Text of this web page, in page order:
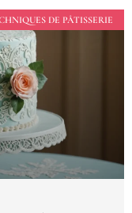
DE PÂTISSERIE